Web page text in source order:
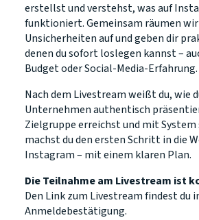
erstellst und verstehst, was auf
funktioniert. Gemeinsam räumen
Unsicherheiten auf und geben dir
denen du sofort loslegen kannst –
Budget oder Social-Media-Erfahrung.
Nach dem Livestream weißt du, wie
Unternehmen authentisch
Zielgruppe erreichst und mit
machst du den ersten Schritt in die
Instagram – mit einem klaren Plan.
Die Teilnahme am Livestream ist
Den Link zum Livestream findest du
Anmeldebestätigung.